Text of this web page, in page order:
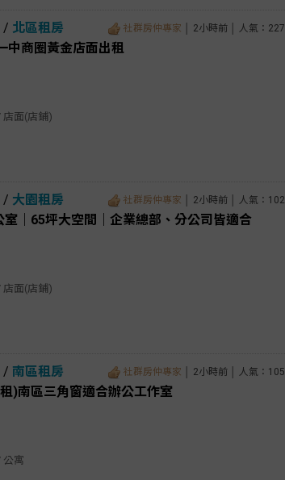
/ 北區租房 社群房仲專家 │ 2小時前 │ 人氣：227
中商圈黃金店面出租
店面(店鋪)
/ 大園租房 社群房仲專家 │ 2小時前 │ 人氣：102
室｜65坪大空間｜企業總部、分公司皆適合
店面(店鋪)
/ 南區租房 社群房仲專家 │ 2小時前 │ 人氣：105
)南區三角窗適合辦公工作室
公寓